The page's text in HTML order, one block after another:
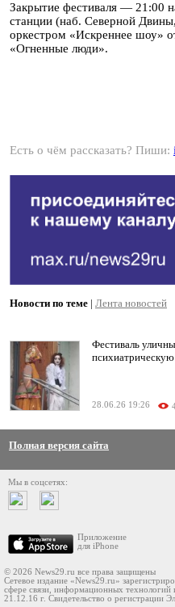
Закрытие фестиваля — 21:00
станции (наб. Северной
оркестром «Искреннее шоу»
«Огненные люди».
Есть о чём рассказать? Пиши:
Новости по теме | Лента новостей
Фестиваль
28.06.26 19:26
Полная версия сайта
Мы в соцсетях:
Приложение
для iPhone
© 2026 News29.ru все права защищены
Сетевое издание «News29.ru»
сфере связи, информационных
21.12.16 г. Свидетельство о регистрации